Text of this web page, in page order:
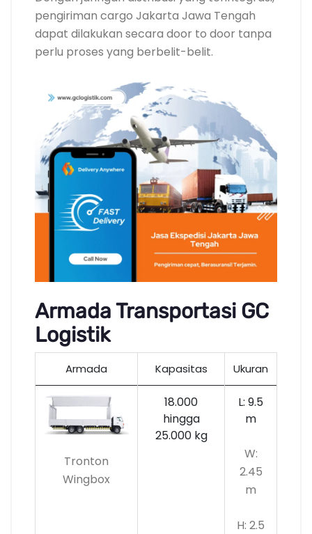
pengiriman cargo Jakarta Jawa Tengah
dapat dilakukan secara door to door tanpa
perlu proses yang berbelit-belit.
Armada Transportasi GC
Logistik
Armada Kapasitas Ukuran
Tronton
Wingbox
18.000
hingga
25.000 kg
L: 9.5
m
W:
2.45
m
H: 2.5